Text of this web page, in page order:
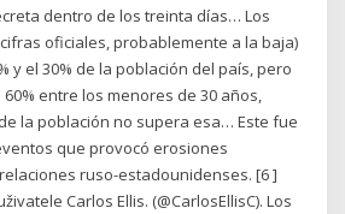
dentro de los treinta días… Los
oficiales, probablemente a la baja)
y el 30% de la población del país, pero
entre los menores de 30 años,
la población no supera esa… Este fue
que provocó erosiones
ruso-estadounidenses. [6 ]
Carlos Ellis. (@CarlosEllisC). Los